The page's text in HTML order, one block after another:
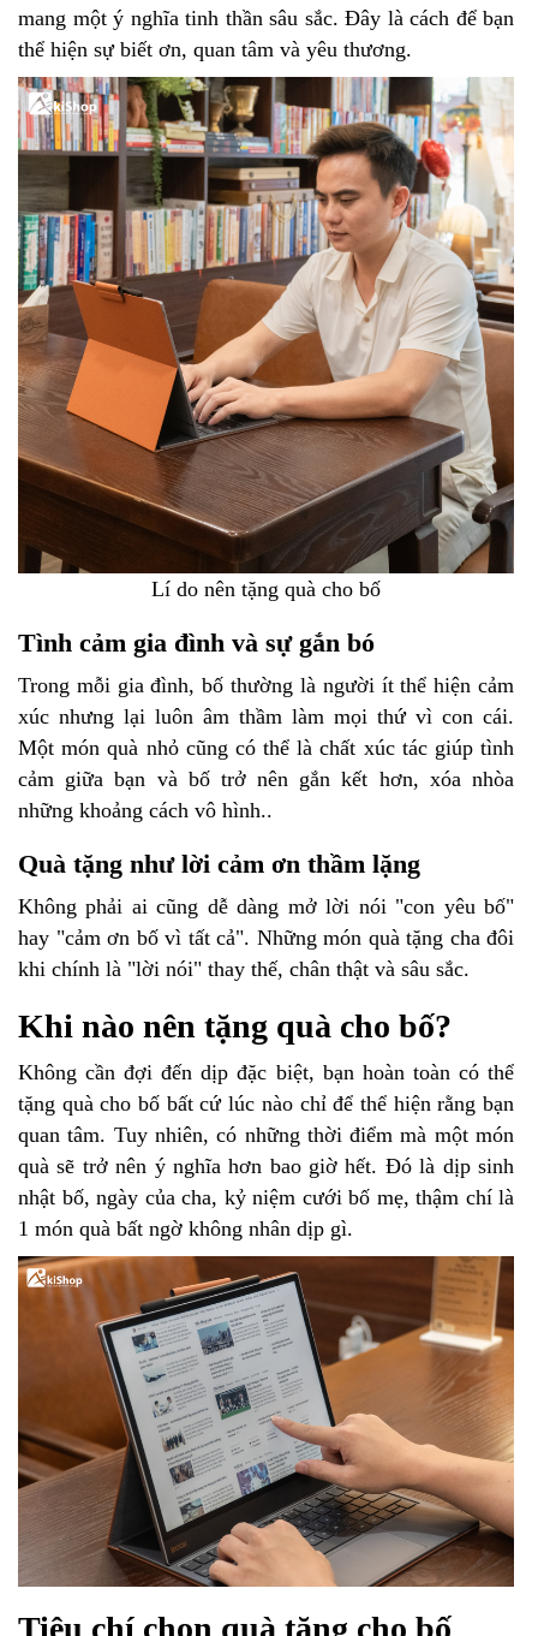
mang một ý nghĩa tinh thần sâu sắc. Đây là cách để bạn
thể hiện sự biết ơn, quan tâm và yêu thương.
Lí do nên tặng quà cho bố
Tình cảm gia đình và sự gắn bó
Trong mỗi gia đình, bố thường là người ít thể hiện cảm
xúc nhưng lại luôn âm thầm làm mọi thứ vì con cái.
Một món quà nhỏ cũng có thể là chất xúc tác giúp tình
cảm giữa bạn và bố trở nên gắn kết hơn, xóa nhòa
những khoảng cách vô hình..
Quà tặng như lời cảm ơn thầm lặng
Không phải ai cũng dễ dàng mở lời nói "con yêu bố"
hay "cảm ơn bố vì tất cả". Những món quà tặng cha đôi
khi chính là "lời nói" thay thế, chân thật và sâu sắc.
Khi nào nên tặng quà cho bố?
Không cần đợi đến dịp đặc biệt, bạn hoàn toàn có thể
tặng quà cho bố bất cứ lúc nào chỉ để thể hiện rằng bạn
quan tâm. Tuy nhiên, có những thời điểm mà một món
quà sẽ trở nên ý nghĩa hơn bao giờ hết. Đó là dịp sinh
nhật bố, ngày của cha, kỷ niệm cưới bố mẹ, thậm chí là
1 món quà bất ngờ không nhân dịp gì.